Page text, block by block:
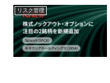
リスク管理